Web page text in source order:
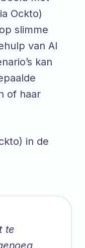
Ockto)
slimme
van AI
kan
of haar
in de
te